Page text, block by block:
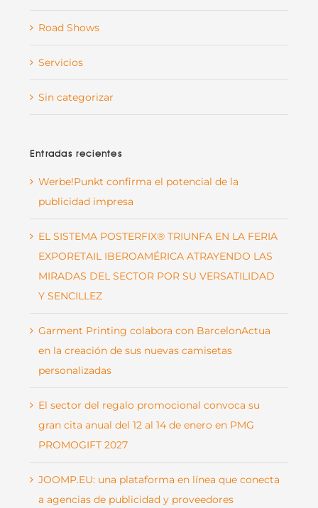
Road Shows
Servicios
Sin categorizar
Entradas recientes
Werbe!Punkt confirma el potencial de la
publicidad impresa
EL SISTEMA POSTERFIX® TRIUNFA EN LA FERIA
EXPORETAIL IBEROAMÉRICA ATRAYENDO LAS
MIRADAS DEL SECTOR POR SU VERSATILIDAD
Y SENCILLEZ
Garment Printing colabora con BarcelonActua
en la creación de sus nuevas camisetas
personalizadas
El sector del regalo promocional convoca su
gran cita anual del 12 al 14 de enero en PMG
PROMOGIFT 2027
JOOMP.EU: una plataforma en línea que conecta
a agencias de publicidad y proveedores